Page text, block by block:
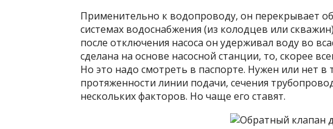
Применительно к водопроводу, он перекрывает
системах водоснабжения (из колодцев или
после отключения насоса он удерживал воду во
сделана на основе насосной станции, то, скорее
Но это надо смотреть в паспорте. Нужен или нет в
протяженности линии подачи, сечения
нескольких факторов. Но чаще его ставят.